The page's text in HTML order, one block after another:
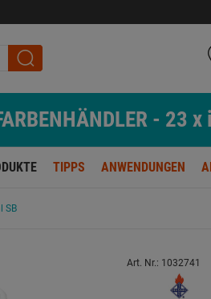
- 23
TIPPS ANWENDUNGEN
SB
Art. Nr.: 1032741